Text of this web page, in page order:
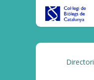
Skip to Content
Directori